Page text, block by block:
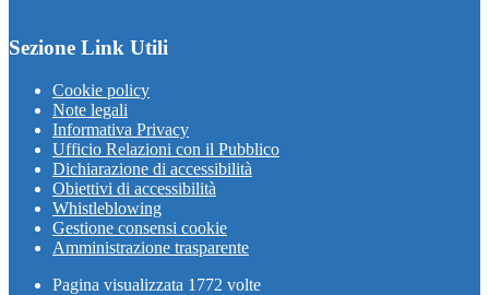
Sezione Link Utili
Cookie policy
Note legali
Informativa Privacy
Ufficio Relazioni con il Pubblico
Dichiarazione di accessibilità
Obiettivi di accessibilità
Whistleblowing
Gestione consensi cookie
Amministrazione trasparente
Pagina visualizzata 1772 volte